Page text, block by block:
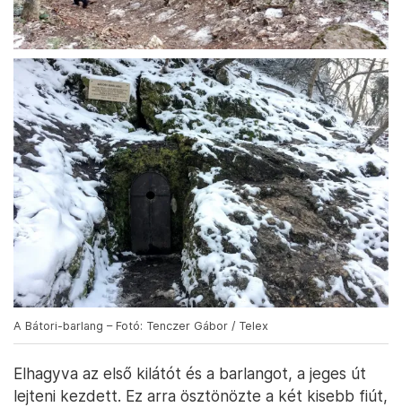
A Bátori-barlang – Fotó: Tenczer Gábor / Telex
Elhagyva az első kilátót és a barlangot, a jeges út
lejteni kezdett. Ez arra ösztönözte a két kisebb fiút,